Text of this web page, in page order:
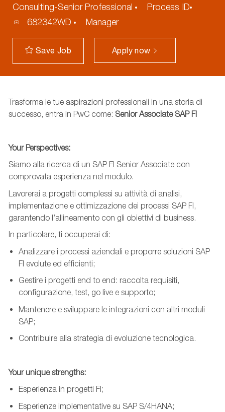
Consulting-Senior Professional
Process ID
682342WD
Manager
Save Job Apply now
Trasforma le tue aspirazioni professionali in una storia di
successo, entra in PwC come: Senior Associate SAP FI
Your Perspectives:
Siamo alla ricerca di un SAP FI Senior Associate con
comprovata esperienza nel modulo.
Lavorerai a progetti complessi su attività di analisi,
implementazione e ottimizzazione dei processi SAP FI,
garantendo l’allineamento con gli obiettivi di business.
In particolare, ti occuperai di:
Analizzare i processi aziendali e proporre soluzioni SAP
FI evolute ed efficienti;
Gestire i progetti end to end: raccolta requisiti,
configurazione, test, go live e supporto;
Mantenere e sviluppare le integrazioni con altri moduli
SAP;
Contribuire alla strategia di evoluzione tecnologica.
Your unique strengths:
Esperienza in progetti FI;
Esperienze implementative su SAP S/4HANA;